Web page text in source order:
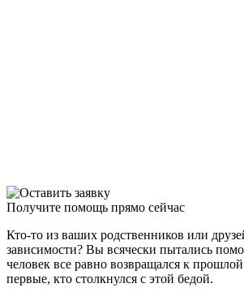
Получите помощь прямо сейчас
Кто-то из ваших родственников или
зависимости? Вы всячески пытались
человек все равно возвращался к
первые, кто столкнулся с этой бедой.